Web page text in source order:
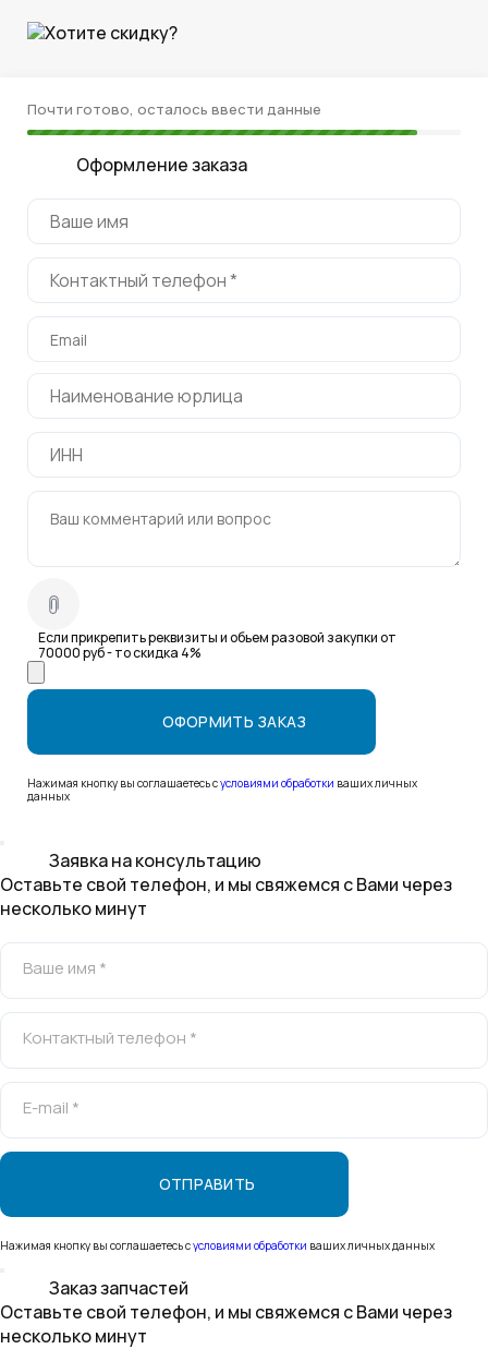
Хотите скидку?
Почти готово, осталось ввести данные
Оформление заказа
Если прикрепить реквизиты и обьем разовой закупки от
70000 руб - то скидка 4%
Нажимая кнопку вы соглашаетесь сусловиями обработки ваших личных
данных
Заявка на консультацию
Оставьте свой телефон, и мы свяжемся с Вами через
несколько минут
Ваше имя *
Контактный телефон *
E-mail *
Нажимая кнопку вы соглашаетесь сусловиями обработки ваших личных данных
Заказ запчастей
Оставьте свой телефон, и мы свяжемся с Вами через
несколько минут